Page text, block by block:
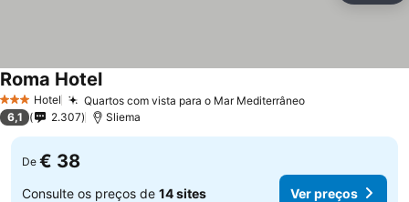
3 EstrelasHotel Quartos com vista para o Mar MediterrâneoVer preços
Roma HotelVer preços
6,1 2.307 Sliema
De € 38
Consulte os preços de 14 sites Ver preços